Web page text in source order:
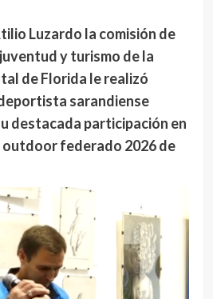
Luzardo la comisión de
y turismo de la
de Florida le realizó
sarandiense
destacada participación en
federado 2026 de